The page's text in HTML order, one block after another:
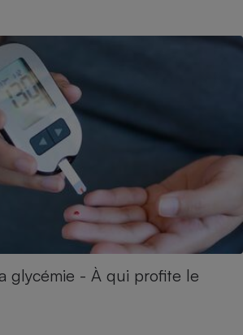
glycémie - À qui profite le